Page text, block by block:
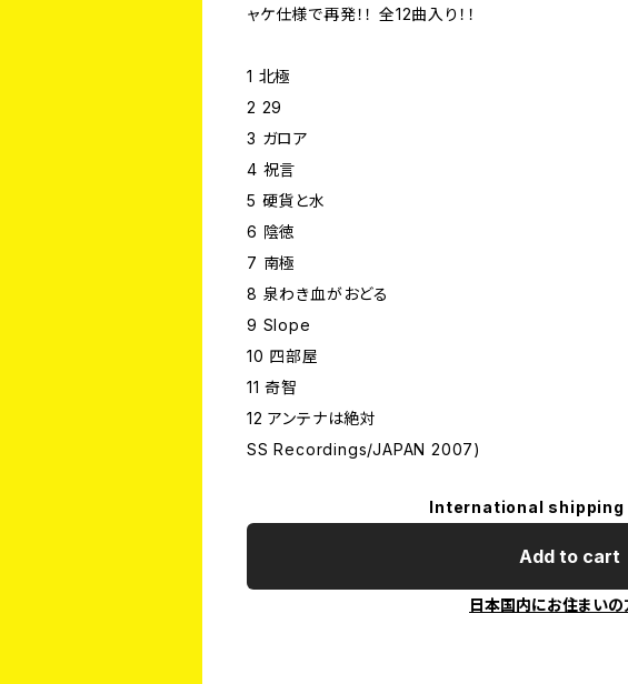
ャケ仕様で再発！！ 全12曲入り！！
1 北極
2 29
3 ガロア
4 祝言
5 硬貨と水
6 陰徳
7 南極
8 泉わき血がおどる
9 Slope
10 四部屋
11 奇智
12 アンテナは絶対
SS Recordings/JAPAN 2007)
International shipping
Add to cart
日本国内にお住まいの